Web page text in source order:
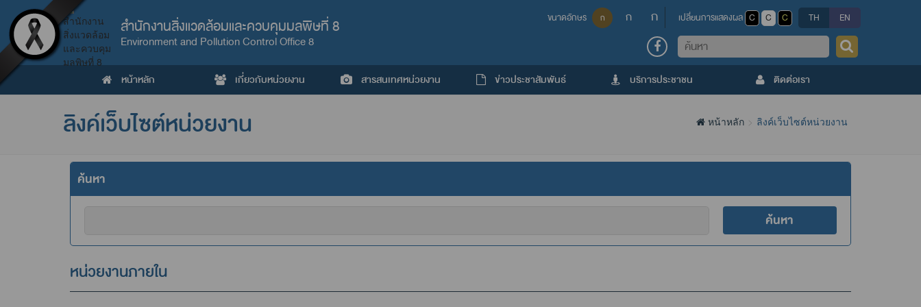
สำนักงานสิ่งแวดล้อมและควบคุมมลพิษที่ 8
Environment and Pollution Control Office 8
ขนาดอักษร ก ก ก เปลี่ยนการแสดงผล C C C TH EN
ค้นหา
หน้าหลัก เกี่ยวกับหน่วยงาน สารสนเทศหน่วยงาน ข่าวประชาสัมพันธ์ บริการประชาชน ติดต่อเรา
ลิงค์เว็บไซต์หน่วยงาน หน้าหลัก ลิงค์เว็บไซต์หน่วยงาน
ค้นหา
ค้นหา
หน่วยงานภายใน